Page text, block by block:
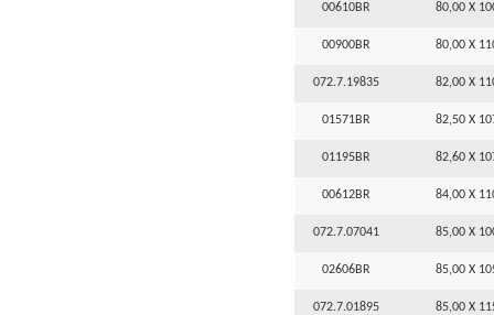
00610BR 80,00 X
00900BR 80,00 X
072.7.19835 82,00 X
01571BR 82,50 X
01195BR 82,60 X
00612BR 84,00 X
072.7.07041 85,00 X
02606BR 85,00 X
072.7.01895 85,00 X